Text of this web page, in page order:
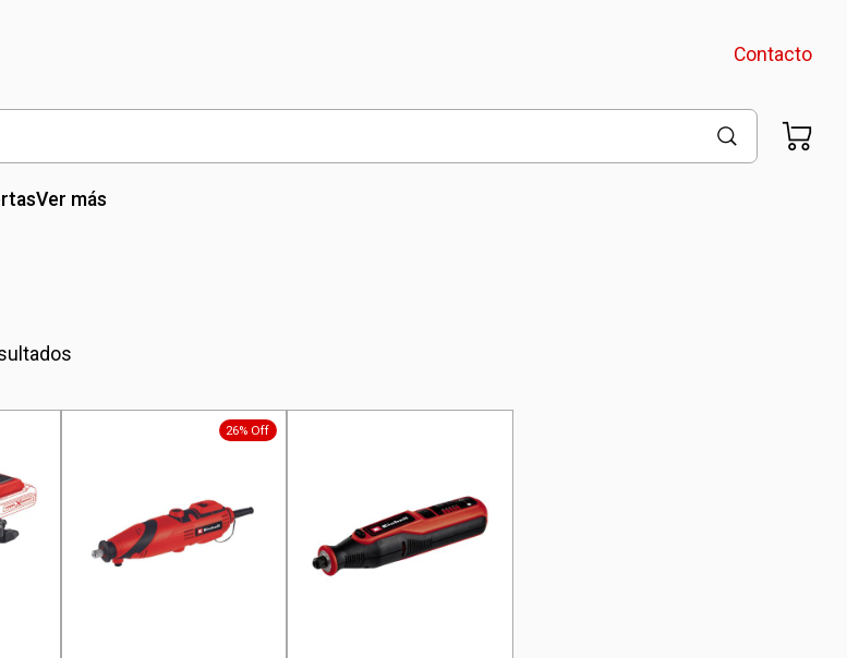
Contacto
Ver más
26% Off